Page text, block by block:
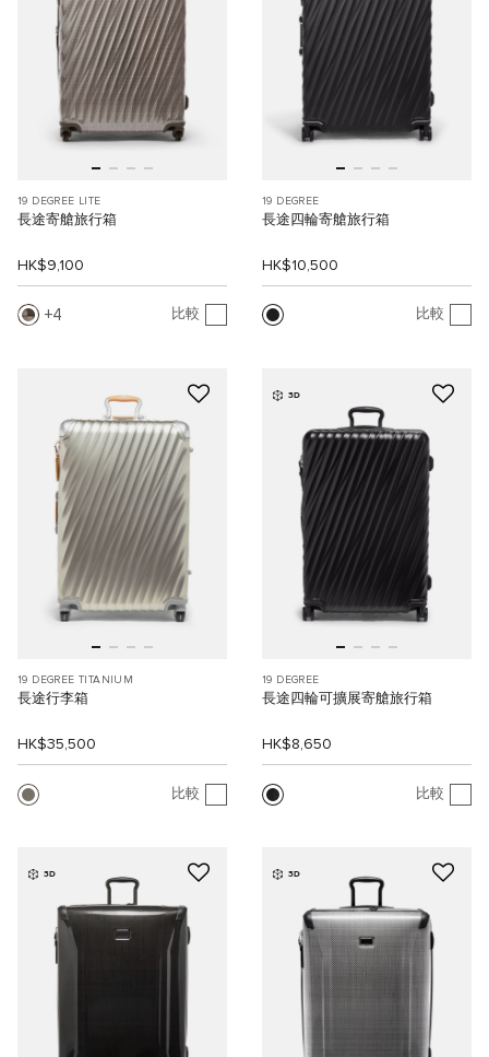
19 DEGREE LITE
長途寄艙旅行箱
HK$9,100
4 比較
19 DEGREE
長途四輪寄艙旅行箱
HK$10,500
比較
19 DEGREE TITANIUM
長途行李箱
HK$35,500
比較
3D
19 DEGREE
長途四輪可擴展寄艙旅行箱
HK$8,650
比較
3D 3D